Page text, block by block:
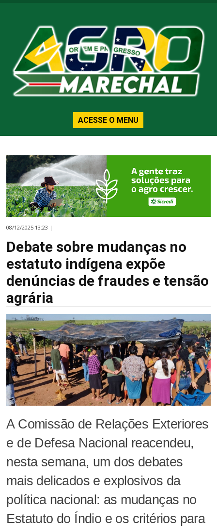
ACESSE O MENU
08/12/2025 13:23 |
Debate sobre mudanças no
estatuto indígena expõe
denúncias de fraudes e tensão
agrária
A Comissão de Relações Exteriores
e de Defesa Nacional reacendeu,
nesta semana, um dos debates
mais delicados e explosivos da
política nacional: as mudanças no
Estatuto do Índio e os critérios para